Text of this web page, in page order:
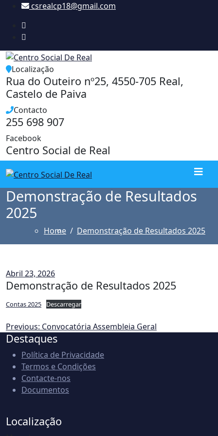
content
csrealcp18@gmail.com
Localização
Rua do Outeiro nº25, 4550-705 Real,
Castelo de Paiva
Contacto
255 698 907
Facebook
Centro Social de Real
Demonstração de Resultados
2025
Home Demonstração de Resultados 2025
Abril 23, 2026
Demonstração de Resultados 2025
Contas 2025 Descarregar
Navegação
de
artigos
Previous: Convocatória Assembleia Geral
Destaques
Política de Privacidade
Termos e Condições
Contacte-nos
Documentos
Localização